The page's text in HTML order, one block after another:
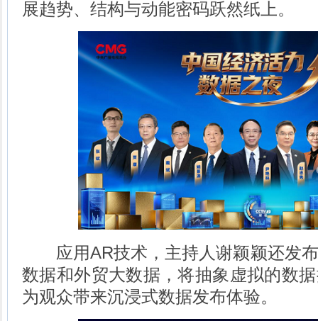
展趋势、结构与动能密码跃然纸上。
应用AR技术，主持人谢颖颖还发布
数据和外贸大数据，将抽象虚拟的数
为观众带来沉浸式数据发布体验。